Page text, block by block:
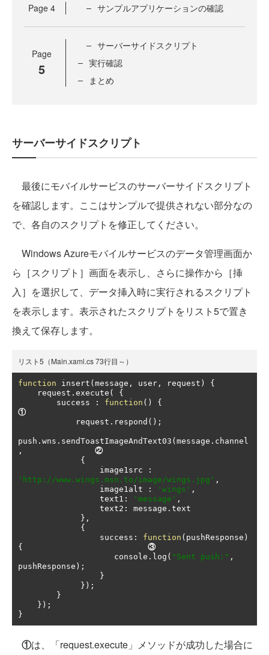
Page 4 サンプルアプリケーションの確認
Page
5
サーバーサイドスクリプト
実行確認
まとめ
サーバーサイドスクリプト
最後にモバイルサービスのサーバーサイドスクリプト
を確認します。ここはサンプルで提供されない部分なの
で、各自のスクリプトを修正してください。
Windows Azureモバイルサービスのデータ管理画面か
ら［スクリプト］画面を表示し、さらに操作から［挿
入］を選択して、データ挿入時に実行されるスクリプト
を表示します。表示されたスクリプトをリスト5で置き
換えて保存します。
リスト5（Main.xaml.cs 73行目～）
function insert ( message , user , request )
{
    request
. execute (
{
        success
: function ()
{
①
            request
. respond ();
push . wns . sendToastImageAndText03 ( message . channel
,
②
{
                 image1src
:
'http://www.wings.msn.to/image/wings.jpg' ,
                 image1alt
: 'wings' ,
                 text1
: 'message' ,
                 text2
: message . text
},
{
                 success
: function ( pushResponse )
{
③
                    console
. log ( "Sent push:" ,
pushResponse );
}
});
}
});
}
①は、「request.execute」メソッドが成功した場合に